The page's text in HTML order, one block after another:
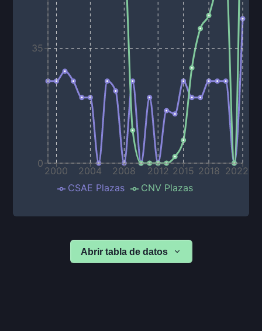
2000 2004 2008 2012 2015 2018 2022
0
35
CSAE Plazas CNV Plazas
Abrir tabla de datos